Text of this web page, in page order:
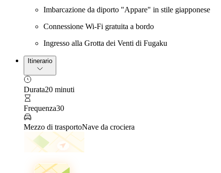
Imbarcazione da diporto "Appare" in stile giapponese
Connessione Wi-Fi gratuita a bordo
Ingresso alla Grotta dei Venti di Fugaku
Itinerario
Durata20 minuti
Frequenza30
Mezzo di trasportoNave da crociera